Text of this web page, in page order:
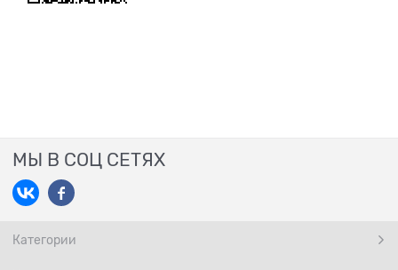
МЫ В СОЦ СЕТЯХ
Категории